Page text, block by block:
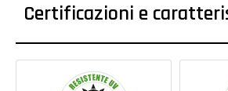
Certificazioni e